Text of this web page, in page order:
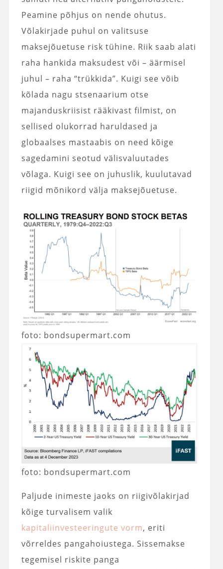
Peamine põhjus on nende ohutus.
Võlakirjade puhul on valitsuse
maksejõuetuse risk tühine. Riik saab alati
raha hankida maksudest või – äärmisel
juhul – raha “trükkida”. Kuigi see võib
kõlada nagu stsenaarium otse
majanduskriisist rääkivast filmist, on
sellised olukorrad haruldased ja
globaalses mastaabis on need kõige
sagedamini seotud välisvaluutades
võlaga. Kuigi see on juhuslik, kuulutavad
riigid mõnikord välja maksejõuetuse.
foto: bondsupermart.com
foto: bondsupermart.com
Paljude inimeste jaoks on riigivõlakirjad
kõige turvalisem valik
kapitaliinvesteeringute vorm, eriti
võrreldes pangahoiustega. Sissemakse
tegemisel riskite panga